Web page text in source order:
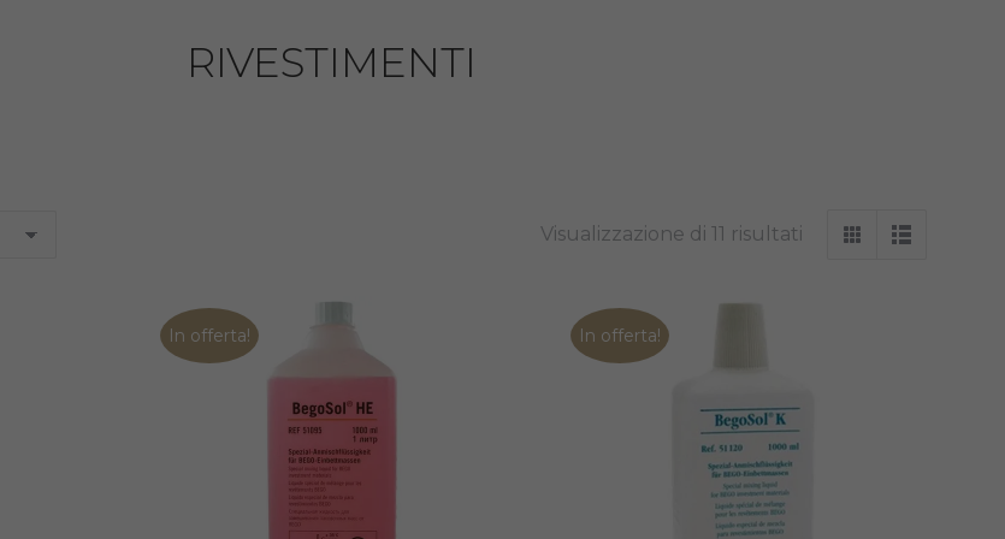
RIVESTIMENTI
Visualizzazione di 11 risultati
In offerta! In offerta!